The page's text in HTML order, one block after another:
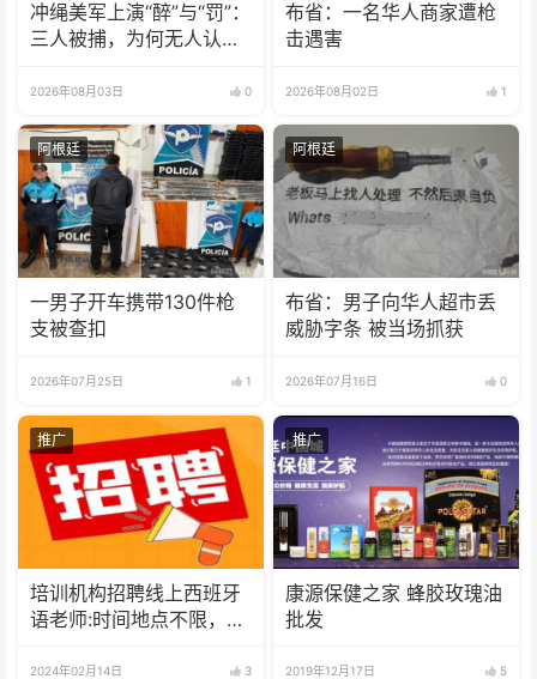
冲绳美军上演“醉”与“罚”：
三人被捕，为何无人认
2026年08月03日 0
布省：一名华人商家遭枪
击遇害
2026年08月02日 1
阿根廷
一男子开车携带130件枪
支被查扣
2026年07月25日 1
阿根廷
布省：男子向华人超市丢
威胁字条 被当场抓获
2026年07月16日 0
推广
培训机构招聘线上西班牙
语老师:时间地点不限，可
2024年02月14日 3
推广
康源保健之家 蜂胶玫瑰油
批发
2019年12月17日 5